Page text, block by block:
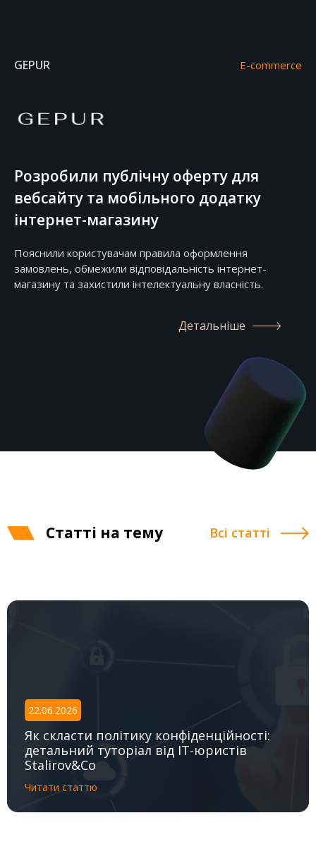
GEPUR E-commerce
Розробили публічну оферту для
вебсайту та мобільного додатку
інтернет-магазину
Пояснили користувачам правила оформлення
замовлень, обмежили відповідальність інтернет-
магазину та захистили інтелектуальну власність.
Детальніше
Статті на тему Всі статті
22.06.2026
Як скласти політику конфіденційності:
детальний туторіал від IT-юристів
Stalirov&Co
Читати статтю